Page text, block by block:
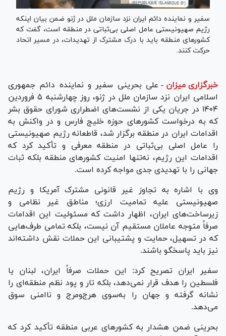
سفیر و نماینده دائم ایران نزد سازمان ملل در ژنو ضمن بیان اینکه
رژیم صهیونیستی عامل اصلی بی‌ثباتی در منطقه است، گفت که
کشورهای منطقه باید با درک مشترک از تهدیدات، در مسیر اتحاد
حرکت کنند.
خبرگزاری میزان - علی بحرینی سفیر و نماینده دائم جمهوری
اسلامی ایران نزد سازمان ملل در ژنو، روز چهارشنبه ۵ فروردین
۱۴۰۴ در جریان یکی از نشست‌های اضطراری شورای حقوق بشر
که به درخواست کشورهای حوزه خلیج فارس و در واکنش به
اقدامات ایران در منطقه برگزار شد، قاطعانه رژیم صهیونیستی
را عامل اصلی بی‌ثباتی در منطقه معرفی و تأکید کرد که
اقدامات این رژیم، نه‌تنها امنیت کشورهای منطقه بلکه ثبات
جهانی را با تهدیدی جدی مواجه کرده است.
وی با اشاره به تجاوز غیر قانونی مشترک آمریکا و رژیم
صهیونیستی علیه تمامیت ارزی؛ مناطق غیر نظامی و
زیرساخت‌های ایران، اظهار داشت که مسئولیت این اقدامات
صرفاً متوجه عاملان مستقیم آن نیست، بلکه تمامی طرف‌هایی
که در تسهیل، حمایت و پشتیبانی این حملات نقش داشته‌اند
نیز باید پاسخگو باشند.
سفیر ایران تصریح کرد: این حملات صرفاً ایران، لبنان یا
فلسطین را هدف قرار نمی‌دهد، بلکه تار و پود نظم منطقه‌ای را
نشانه گرفته و جهان را به‌سوی هرج‌ومرج و ناامنی سوق
می‌دهد.
بحرینی ضمن هشدار به کشورهای عربی منطقه تأکید کرد که